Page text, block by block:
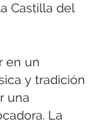
Castilla del
en un
y tradición
una
La